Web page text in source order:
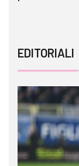
EDITORIALI